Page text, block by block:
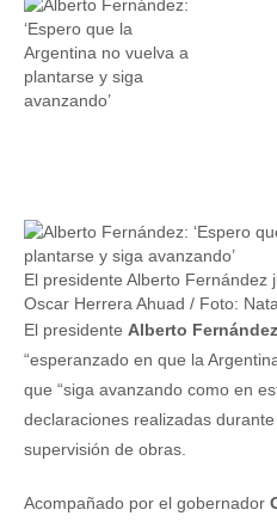
El presidente Alberto
Oscar Herrera Ahuad / Foto:
El presidente Alberto Fernández
“esperanzado en que la
que “siga avanzando como en
declaraciones realizadas
supervisión de obras.
Acompañado por el gobernador